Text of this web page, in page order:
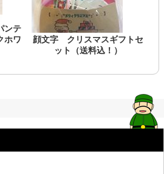
ンテ
ホワ
顔文字 クリスマスギフトセ
ット（送料込！）